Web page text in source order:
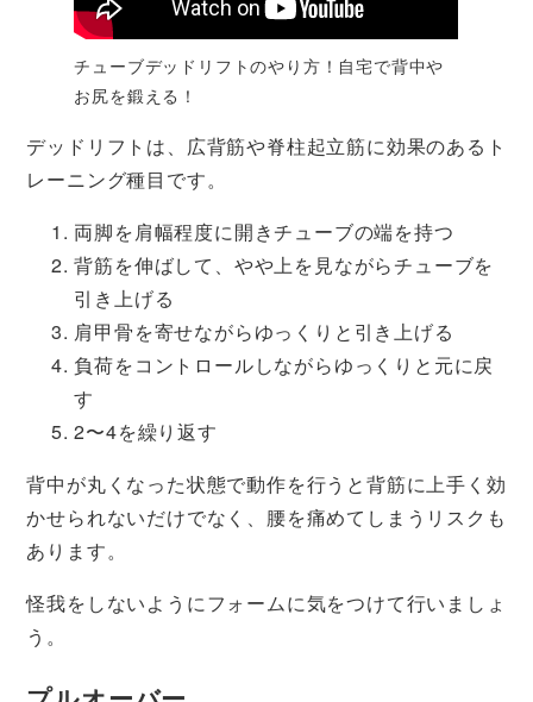
チューブデッドリフトのやり方！自宅で背中や
お尻を鍛える！
デッドリフトは、広背筋や脊柱起立筋に効果のあるト
レーニング種目です。
両脚を肩幅程度に開きチューブの端を持つ
背筋を伸ばして、やや上を見ながらチューブを
引き上げる
肩甲骨を寄せながらゆっくりと引き上げる
負荷をコントロールしながらゆっくりと元に戻
す
2〜4を繰り返す
背中が丸くなった状態で動作を行うと背筋に上手く効
かせられないだけでなく、腰を痛めてしまうリスクも
あります。
怪我をしないようにフォームに気をつけて行いましょ
う。